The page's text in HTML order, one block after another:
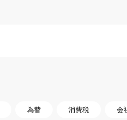
為替 消費税 会